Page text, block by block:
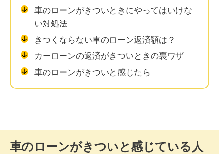
車のローンがきついときにやってはいけな
い対処法
きつくならない車のローン返済額は？
カーローンの返済がきついときの裏ワザ
車のローンがきついと感じたら
車のローンがきついと感じている人